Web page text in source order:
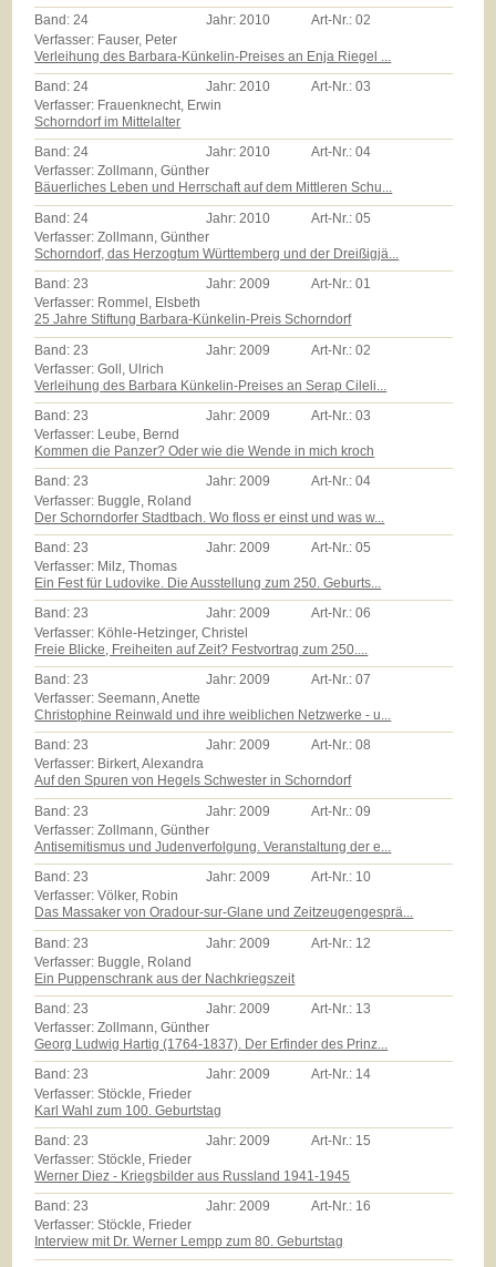
Band:24 Jahr:2010 Art-Nr.:02
Verfasser: Fauser, Peter
Verleihung des Barbara-Künkelin-Preises an Enja Riegel ...
Band:24 Jahr:2010 Art-Nr.:03
Verfasser: Frauenknecht, Erwin
Schorndorf im Mittelalter
Band:24 Jahr:2010 Art-Nr.:04
Verfasser: Zollmann, Günther
Bäuerliches Leben und Herrschaft auf dem Mittleren Schu...
Band: 24 Jahr: 2010 Art-Nr.:05
Verfasser: Zollmann, Günther
Schorndorf, das Herzogtum Württemberg und der Dreißigjä...
Band:23 Jahr:2009 Art-Nr.:01
Verfasser: Rommel, Elsbeth
25 Jahre Stiftung Barbara-Künkelin-Preis Schorndorf
Band: 23 Jahr: 2009 Art-Nr.:02
Verfasser: Goll, Ulrich
Verleihung des Barbara Künkelin-Preises an Serap Cileli...
Band:23 Jahr:2009 Art-Nr.:03
Verfasser: Leube, Bernd
Kommen die Panzer? Oder wie die Wende in mich kroch
Band:23 Jahr:2009 Art-Nr.:04
Verfasser: Buggle, Roland
Der Schorndorfer Stadtbach. Wo floss er einst und was w...
Band:23 Jahr:2009 Art-Nr.:05
Verfasser: Milz, Thomas
Ein Fest für Ludovike. Die Ausstellung zum 250. Geburts...
Band:23 Jahr:2009 Art-Nr.:06
Verfasser: Köhle-Hetzinger, Christel
Freie Blicke, Freiheiten auf Zeit? Festvortrag zum 250....
Band: 23 Jahr: 2009 Art-Nr.:07
Verfasser: Seemann, Anette
Christophine Reinwald und ihre weiblichen Netzwerke - u...
Band:23 Jahr:2009 Art-Nr.:08
Verfasser: Birkert, Alexandra
Auf den Spuren von Hegels Schwester in Schorndorf
Band: 23 Jahr: 2009 Art-Nr.:09
Verfasser: Zollmann, Günther
Antisemitismus und Judenverfolgung. Veranstaltung der e...
Band:23 Jahr:2009 Art-Nr.: 10
Verfasser: Völker, Robin
Das Massaker von Oradour-sur-Glane und Zeitzeugengesprä...
Band: 23 Jahr: 2009 Art-Nr.: 12
Verfasser: Buggle, Roland
Ein Puppenschrank aus der Nachkriegszeit
Band:23 Jahr:2009 Art-Nr.: 13
Verfasser: Zollmann, Günther
Georg Ludwig Hartig (1764-1837). Der Erfinder des Prinz...
Band:23 Jahr:2009 Art-Nr.: 14
Verfasser: Stöckle, Frieder
Karl Wahl zum 100. Geburtstag
Band:23 Jahr:2009 Art-Nr.: 15
Verfasser: Stöckle, Frieder
Werner Diez - Kriegsbilder aus Russland 1941-1945
Band:23 Jahr:2009 Art-Nr.: 16
Verfasser: Stöckle, Frieder
Interview mit Dr. Werner Lempp zum 80. Geburtstag